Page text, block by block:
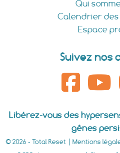
Qui
Calendrier
Espace
Suivez nos
Libérez-vous des
gênes
© 2026 - Total Reset | Mentions